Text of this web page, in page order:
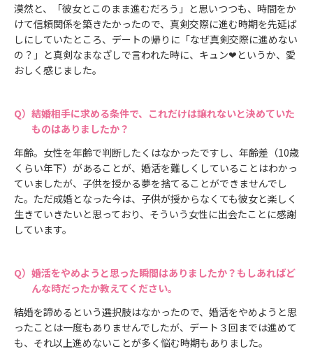
漠然と、「彼女とこのまま進むだろう」と思いつつも、時間をか
けて信頼関係を築きたかったので、真剣交際に進む時期を先延ば
しにしていたところ、デートの帰りに「なぜ真剣交際に進めない
の？」と真剣なまなざしで言われた時に、キュン❤というか、愛
おしく感じました。
結婚相手に求める条件で、これだけは譲れないと決めていた
ものはありましたか？
年齢。女性を年齢で判断したくはなかったですし、年齢差（10歳
くらい年下）があることが、婚活を難しくしていることはわかっ
ていましたが、子供を授かる夢を捨てることができませんでし
た。ただ成婚となった今は、子供が授からなくても彼女と楽しく
生きていきたいと思っており、そういう女性に出会たことに感謝
しています。
婚活をやめようと思った瞬間はありましたか？もしあればど
んな時だったか教えてください。
結婚を諦めるという選択肢はなかったので、婚活をやめようと思
ったことは一度もありませんでしたが、デート３回までは進めて
も、それ以上進めないことが多く悩む時期もありました。